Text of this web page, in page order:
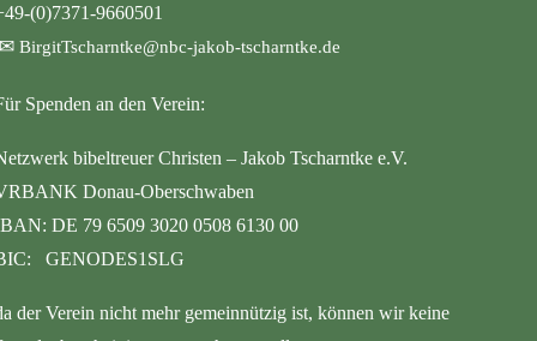
(0)7371-9660501
BirgitTscharntke@nbc-jakob-tscharntke.de
Spenden an den Verein:
bibeltreuer Christen – Jakob Tscharntke e.V.
Donau-Oberschwaben
DE 79 6509 3020 0508 6130 00
GENODES1SLG
der Verein nicht mehr gemeinnützig ist, können wir keine